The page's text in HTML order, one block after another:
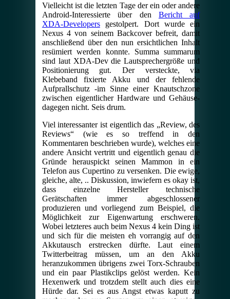
Vielleicht ist die letzten Tage der ein oder andere
Android-Interessierte über den Bericht auf
XDA-Developersgestolpert. Dort wurde ein
Nexus 4 von seinem Backcover befreit, damit
anschließend über den nun ersichtlichen Inhalt
resümiert werden konnte. Summa summarum
sind laut XDA-Dev die Lautsprechergröße und
Positionierung gut. Der versteckte, via
Klebeband fixierte Akku und der fehlende
Aufprallschutz -im Sinne einer Knautschzone
zwischen eigentlicher Hardware und Gehäuse-
dagegen nicht. Seis drum.
Viel interessanter ist eigentlich das „Review, des
Reviews“ (wie es so treffend in den
Kommentaren beschrieben wurde), welches eine
andere Ansicht vertritt und eigentlich genau die
Gründe herauspickt seinen Mammon in ein
Telefon aus Cupertino zu versenken. Die ewige,
gleiche, alte, .. Diskussion, inwiefern es okay ist,
dass einzelne Hersteller technische
Gerätschaften immer abgeschlossener
produzieren und vorliegend zum Beispiel, die
Möglichkeit zur Eigenwartung erschweren.
Wobei letzteres auch beim Nexus 4 kein Ding ist
und sich für die meisten eh vorrangig auf den
Akkutausch erstrecken dürfte. Laut einem
Twitterbeitrag müssen, um an den Akku
heranzukommen übrigens zwei Torx-Schrauben
und ein paar Plastikclips gelöst werden. Kein
Hexenwerk und trotzdem stellt auch dies eine
Hürde dar. Sei es aus Angst etwas kaputt zu